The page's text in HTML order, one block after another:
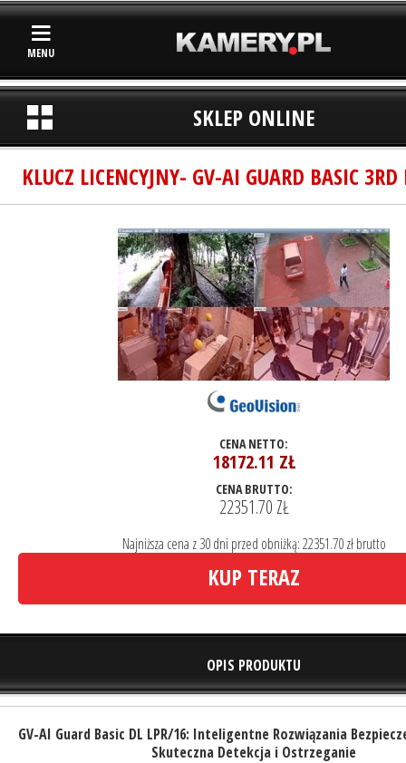
MENU
SKLEP ONLINE
KLUCZ LICENCYJNY- GV-AI GUARD BASIC
CENA NETTO:
18172.11 ZŁ
CENA BRUTTO:
22351.70 ZŁ
Najniższa cena z 30 dni przed obniżką: 22351.70 zł brutto
KUP TERAZ
OPIS PRODUKTU
GV-AI Guard Basic DL LPR/16: Inteligentne Rozwiązania
Skuteczna Detekcja i Ostrzeganie